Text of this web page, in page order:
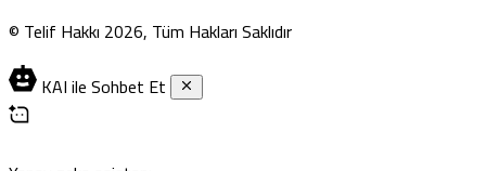
© Telif Hakkı 2026, Tüm Hakları Saklıdır
KAI ile Sohbet Et